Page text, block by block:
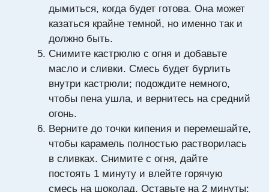
дымиться, когда будет готова. Она может
казаться крайне темной, но именно так и
должно быть.
Снимите кастрюлю с огня и добавьте
масло и сливки. Смесь будет бурлить
внутри кастрюли; подождите немного,
чтобы пена ушла, и вернитесь на средний
огонь.
Верните до точки кипения и перемешайте,
чтобы карамель полностью растворилась
в сливках. Снимите с огня, дайте
постоять 1 минуту и влейте горячую
смесь на шоколад. Оставьте на 2 минуты: